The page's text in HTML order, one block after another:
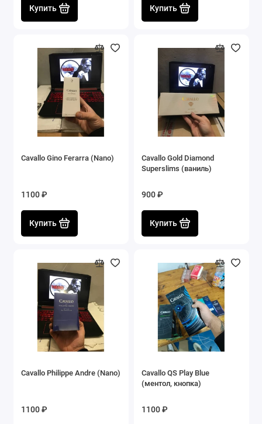
Купить Купить
Cavallo Gino Ferarra (Nano)
1100 ₽
Купить
Cavallo Gold Diamond
Superslims (ваниль)
900 ₽
Купить
Cavallo Philippe Andre (Nano)
1100 ₽
Cavallo QS Play Blue
(ментол, кнопка)
1100 ₽